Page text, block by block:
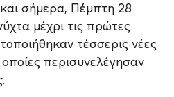
σήμερα, Πέμπτη 28
μέχρι τις πρώτες
τέσσερις νέες
οποίες περισυνελέγησαν